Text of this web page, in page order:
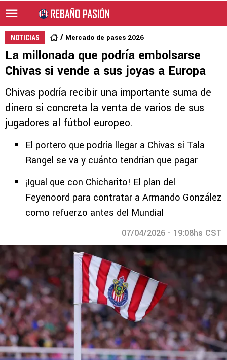
NOTICIAS Mercado de pases 2026
La millonada que podría embolsarse
Chivas si vende a sus joyas a Europa
Chivas podría recibir una importante suma de
dinero si concreta la venta de varios de sus
jugadores al fútbol europeo.
El portero que podría llegar a Chivas si Tala
Rangel se va y cuánto tendrían que pagar
¡Igual que con Chicharito! El plan del
Feyenoord para contratar a Armando González
como refuerzo antes del Mundial
07/04/2026 - 19:08hs CST